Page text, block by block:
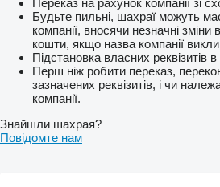
Переказ на рахунок компанії зі
Будьте пильні, шахраї можуть
компанії, вносячи незначні
кошти, якщо назва компанії
Підстановка власних реквізитів
Перш ніж робити переказ,
зазначених реквізитів, і чи
компанії.
Знайшли шахрая?
Повідомте нам